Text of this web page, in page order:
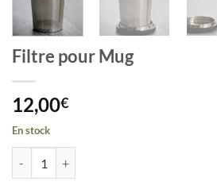
Filtre pour Mug
12,00€
En stock